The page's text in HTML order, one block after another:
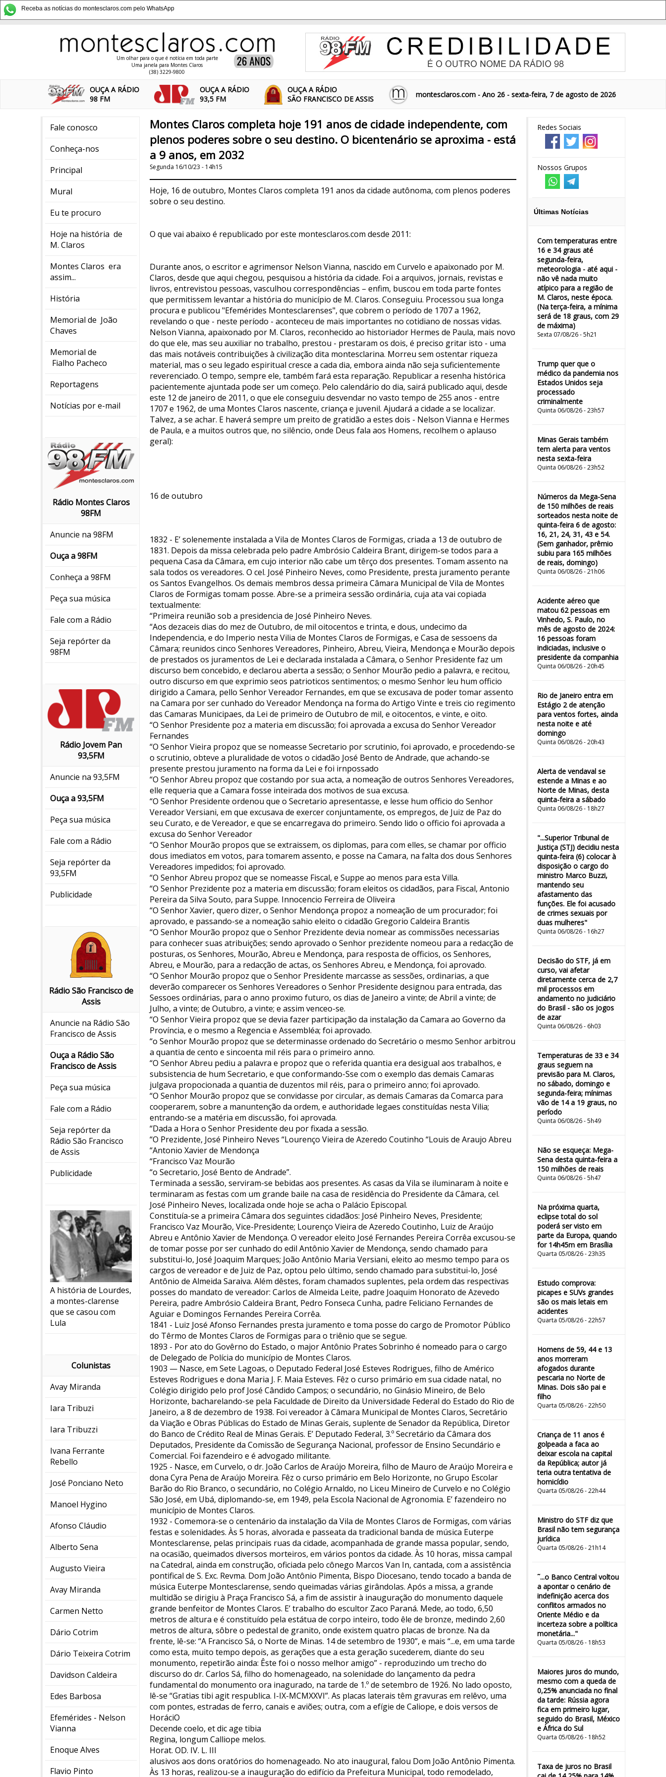
Receba as notícias do montesclaros.com pelo WhatsApp
Um olhar para o que é notícia em toda parte
Uma janela para Montes Claros
(38) 3229-9800
OUÇA A RÁDIO
98 FM
OUÇA A RÁDIO
93,5 FM
OUÇA A RÁDIO
SÃO FRANCISCO DE ASSIS
montesclaros.com - Ano 26 - sexta-feira, 7 de agosto de 2026
Fale conosco
Conheça-nos
Principal
Mural
Eu te procuro
Hoje na história de
M. Claros
Montes Claros era
assim...
História
Memorial de João
Chaves
Memorial de
Fialho Pacheco
Reportagens
Notícias por e-mail
Rádio Montes Claros
98FM
Anuncie na 98FM
Ouça a 98FM
Conheça a 98FM
Peça sua música
Fale com a Rádio
Seja repórter da
98FM
Rádio Jovem Pan
93,5FM
Anuncie na 93,5FM
Ouça a 93,5FM
Peça sua música
Fale com a Rádio
Seja repórter da
93,5FM
Publicidade
Rádio São Francisco de
Assis
Anuncie na Rádio São
Francisco de Assis
Ouça a Rádio São
Francisco de Assis
Peça sua música
Fale com a Rádio
Seja repórter da
Rádio São Francisco
de Assis
Publicidade
A história de Lourdes,
a montes-clarense
que se casou com
Lula
Colunistas
Avay Miranda
Iara Tribuzi
Iara Tribuzzi
Ivana Ferrante
Rebello
José Ponciano Neto
Manoel Hygino
Afonso Cláudio
Alberto Sena
Augusto Vieira
Avay Miranda
Carmen Netto
Dário Cotrim
Dário Teixeira Cotrim
Davidson Caldeira
Edes Barbosa
Efemérides - Nelson
Vianna
Enoque Alves
Flavio Pinto
Redes Sociais
Nossos Grupos
Últimas Notícias
Com temperaturas entre
16 e 34 graus até
segunda-feira,
meteorologia - até aqui -
não vê nada muito
atípico para a região de
M. Claros, neste época.
(Na terça-feira, a mínima
será de 18 graus, com 29
de máxima)
Sexta 07/08/26 - 5h21
Trump quer que o
médico da pandemia nos
Estados Unidos seja
processado
criminalmente
Quinta 06/08/26 - 23h57
Minas Gerais também
tem alerta para ventos
nesta sexta-feira
Quinta 06/08/26 - 23h52
Números da Mega-Sena
de 150 milhões de reais
sorteados nesta noite de
quinta-feira 6 de agosto:
16, 21, 24, 31, 43 e 54.
(Sem ganhador, prêmio
subiu para 165 milhões
de reais, domingo)
Quinta 06/08/26 - 21h06
Acidente aéreo que
matou 62 pessoas em
Vinhedo, S. Paulo, no
mês de agosto de 2024:
16 pessoas foram
indiciadas, inclusive o
presidente da companhia
Quinta 06/08/26 - 20h45
Rio de Janeiro entra em
Estágio 2 de atenção
para ventos fortes, ainda
nesta noite e até
domingo
Quinta 06/08/26 - 20h43
Alerta de vendaval se
estende a Minas e ao
Norte de Minas, desta
quinta-feira a sábado
Quinta 06/08/26 - 18h27
"...Superior Tribunal de
Justiça (STJ) decidiu nesta
quinta-feira (6) colocar à
disposição o cargo do
ministro Marco Buzzi,
mantendo seu
afastamento das
funções. Ele foi acusado
de crimes sexuais por
duas mulheres"
Quinta 06/08/26 - 16h27
Decisão do STF, já em
curso, vai afetar
diretamente cerca de 2,7
mil processos em
andamento no judiciário
do Brasil - são os jogos
de azar
Quinta 06/08/26 - 6h03
Temperaturas de 33 e 34
graus seguem na
previsão para M. Claros,
no sábado, domingo e
segunda-feira; mínimas
vão de 14 a 19 graus, no
período
Quinta 06/08/26 - 5h49
Não se esqueça: Mega-
Sena desta quinta-feira a
150 milhões de reais
Quinta 06/08/26 - 5h47
Na próxima quarta,
eclipse total do sol
poderá ser visto em
parte da Europa, quando
for 14h45m em Brasília
Quarta 05/08/26 - 23h35
Estudo comprova:
picapes e SUVs grandes
são os mais letais em
acidentes
Quarta 05/08/26 - 22h57
Homens de 59, 44 e 13
anos morreram
afogados durante
pescaria no Norte de
Minas. Dois são pai e
filho
Quarta 05/08/26 - 22h50
Criança de 11 anos é
golpeada a faca ao
deixar escola na capital
da República; autor já
teria outra tentativa de
homicídio
Quarta 05/08/26 - 22h44
Ministro do STF diz que
Brasil não tem segurança
jurídica
Quarta 05/08/26 - 21h14
˜...o Banco Central voltou
a apontar o cenário de
indefinição acerca dos
conflitos armados no
Oriente Médio e da
incerteza sobre a política
monetária..."
Quarta 05/08/26 - 18h53
Maiores juros do mundo,
mesmo com a queda de
0,25% anunciada no final
da tarde: Rússia agora
fica em primeiro lugar,
seguido do Brasil, México
e África do Sul
Quarta 05/08/26 - 18h52
Taxa de juros no Brasil
Montes Claros completa hoje 191 anos de cidade independente, com
plenos poderes sobre o seu destino. O bicentenário se aproxima - está
a 9 anos, em 2032
Segunda 16/10/23 - 14h15
Hoje, 16 de outubro, Montes Claros completa 191 anos da cidade autônoma, com plenos poderes
sobre o seu destino.
O que vai abaixo é republicado por este montesclaros.com desde 2011:
Durante anos, o escritor e agrimensor Nelson Vianna, nascido em Curvelo e apaixonado por M.
Claros, desde que aqui chegou, pesquisou a história da cidade. Foi a arquivos, jornais, revistas e
livros, entrevistou pessoas, vasculhou correspondências – enfim, buscou em toda parte fontes
que permitissem levantar a história do município de M. Claros. Conseguiu. Processou sua longa
procura e publicou "Efemérides Montesclarenses", que cobrem o período de 1707 a 1962,
revelando o que - neste período - aconteceu de mais importantes no cotidiano de nossas vidas.
Nelson Vianna, apaixonado por M. Claros, reconhecido ao historiador Hermes de Paula, mais novo
do que ele, mas seu auxiliar no trabalho, prestou - prestaram os dois, é preciso gritar isto - uma
das mais notáveis contribuições à civilização dita montesclarina. Morreu sem ostentar riqueza
material, mas o seu legado espiritual cresce a cada dia, embora ainda não seja suficientemente
reverenciado. O tempo, sempre ele, também fará esta reparação. Republicar a resenha histórica
pacientemente ajuntada pode ser um começo. Pelo calendário do dia, sairá publicado aqui, desde
este 12 de janeiro de 2011, o que ele conseguiu desvendar no vasto tempo de 255 anos - entre
1707 e 1962, de uma Montes Claros nascente, criança e juvenil. Ajudará a cidade a se localizar.
Talvez, a se achar. E haverá sempre um preito de gratidão a estes dois - Nelson Vianna e Hermes
de Paula, e a muitos outros que, no silêncio, onde Deus fala aos Homens, recolhem o aplauso
geral):
16 de outubro
1832 - E’ solenemente instalada a Vila de Montes Claros de Formigas, criada a 13 de outubro de
1831. Depois da missa celebrada pelo padre Ambrósio Caldeira Brant, dirigem-se todos para a
pequena Casa da Câmara, em cujo interior não cabe um têrço dos presentes. Tomam assento na
sala todos os vereadores. O cel. José Pinheiro Neves, como Presidente, presta juramento perante
os Santos Evangelhos. Os demais membros dessa primeira Câmara Municipal de Vila de Montes
Claros de Formigas tomam posse. Abre-se a primeira sessão ordinária, cuja ata vai copiada
textualmente:
“Primeira reunião sob a presidencia de José Pinheiro Neves.
“Aos dezaceis dias do mez de Outubro, de mil oitocentos e trinta, e dous, undecimo da
Independencia, e do Imperio nesta Vilia de Montes Claros de Formigas, e Casa de sessoens da
Câmara; reunidos cinco Senhores Vereadores, Pinheiro, Abreu, Vieira, Mendonça e Mourão depois
de prestados os juramentos de Lei e declarada instalada a Câmara, o Senhor Presidente faz um
discurso bem concebido, e declarou aberta a sessão; o Senhor Mourão pedio a palavra, e recitou,
outro discurso em que exprimio seos patrioticos sentimentos; o mesmo Senhor leu hum officio
dirigido a Camara, pello Senhor Vereador Fernandes, em que se excusava de poder tomar assento
na Camara por ser cunhado do Vereador Mendonça na forma do Artigo Vinte e treis cio regimento
das Camaras Municipaes, da Lei de primeiro de Outubro de mil, e oitocentos, e vinte, e oito.
“O Senhor Presidente poz a materia em discussão; foi aprovada a excusa do Senhor Vereador
Fernandes
“O Senhor Vieira propoz que se nomeasse Secretario por scrutinio, foi aprovado, e procedendo-se
o scrutinio, obteve a pluralidade de votos o cidadão José Bento de Andrade, que achando-se
presente prestou juramento na forma da Lei e foi irnpossado
“O Senhor Abreu propoz que costando por sua acta, a nomeação de outros Senhores Vereadores,
elle requeria que a Camara fosse inteirada dos motivos de sua excusa.
“O Senhor Presidente ordenou que o Secretario apresentasse, e lesse hum officio do Senhor
Vereador Versiani, em que excusava de exercer conjuntamente, os empregos, de Juiz de Paz do
seu Curato, e de Vereador, e que se encarregava do primeiro. Sendo lido o officio foi aprovada a
excusa do Senhor Vereador
“O Senhor Mourão propos que se extraissem, os diplomas, para com elles, se chamar por officio
dous imediatos em votos, para tomarem assento, e posse na Camara, na falta dos dous Senhores
Vereadores impedidos; foi aprovado.
“O Senhor Abreu propoz que se nomeasse Fiscal, e Suppe ao menos para esta Villa.
“O Senhor Prezidente poz a materia em discussão; foram eleitos os cidadãos, para Fiscal, Antonio
Pereira da Silva Souto, para Suppe. Innocencio Ferreira de Oliveira
“O Senhor Xavier, quero dizer, o Senhor Mendonça propoz a nomeação de um procurador; foi
aprovado, e passando-se a nomeação sahio eleito o cidadão Gregorio Caldeira Brantis
“O Senhor Mourão propoz que o Senhor Prezidente devia nomear as commissões necessarias
para conhecer suas atribuições; sendo aprovado o Senhor prezidente nomeou para a redacção de
posturas, os Senhores, Mourão, Abreu e Mendonça, para resposta de officios, os Senhores,
Abreu, e Mourão, para a redacção de actas, os Senhores Abreu, e Mendonça, foi aprovado.
“O Senhor Mourão propoz que o Senhor Presidente marcasse as sessões, ordinarias, a que
deverão comparecer os Senhores Vereadores o Senhor Presidente designou para entrada, das
Sessoes ordinárias, para o anno proximo futuro, os dias de Janeiro a vinte; de Abril a vinte; de
Julho, a vinte; de Outubro, a vinte; e assim venceo-se.
“O Senhor Vieira propoz que se devia fazer participação da instalação da Camara ao Governo da
Província, e o mesmo a Regencia e Assembléa; foi aprovado.
“o Senhor Mourão propoz que se determinasse ordenado do Secretário o mesmo Senhor arbitrou
a quantia de cento e sincoenta mil réis para o primeiro anno.
“O Senhor Abreu pediu a palavra e propoz que o referida quantia era desigual aos trabalhos, e
subsistencia de hum Secretario, e que conformando-Sse com o exemplo das demais Camaras
julgava propocionada a quantia de duzentos mil réis, para o primeiro anno; foi aprovado.
“O Senhor Mourão propoz que se convidasse por circular, as demais Camaras da Comarca para
cooperarem, sobre a manuntenção da ordem, e authoridade legaes constituídas nesta Vilia;
entrando-se a matéria em discussão, foi aprovada.
“Dada a Hora o Senhor Presidente deu por fixada a sessão.
“O Prezidente, José Pinheiro Neves “Lourenço Vieira de Azeredo Coutinho “Louis de Araujo Abreu
“Antonio Xavier de Mendonça
“Francisco Vaz Mourão
“o Secretario, José Bento de Andrade”.
Terminada a sessão, serviram-se bebidas aos presentes. As casas da Vila se iluminaram à noite e
terminaram as festas com um grande baile na casa de residência do Presidente da Câmara, cel.
José Pinheiro Neves, localizada onde hoje se acha o Palácio Episcopal.
Constituía-se a primeira Câmara dos seguintes cidadãos: José Pinheiro Neves, Presidente;
Francisco Vaz Mourão, Vice-Presidente; Lourenço Vieira de Azeredo Coutinho, Luiz de Araújo
Abreu e Antônio Xavier de Mendonça. O vereador eleito José Fernandes Pereira Corrêa excusou-se
de tomar posse por ser cunhado do edil Antônio Xavier de Mendonça, sendo chamado para
substitui-lo, José Joaquim Marques; João Antônio Maria Versiani, eleito ao mesmo tempo para os
cargos de vereador e de Juiz de Paz, optou pelo último, sendo chamado para substitui-lo, José
Antônio de Almeida Saraiva. Além dêstes, foram chamados suplentes, pela ordem das respectivas
posses do mandato de vereador: Carlos de Almeida Leite, padre Joaquim Honorato de Azevedo
Pereira, padre Ambrósio Caldeira Brant, Pedro Fonseca Cunha, padre Feliciano Fernandes de
Aguiar e Domingos Fernandes Pereira Corrêa.
1841 - Luiz José Afonso Fernandes presta juramento e toma posse do cargo de Promotor Público
do Têrmo de Montes Claros de Formigas para o triênio que se segue.
1893 - Por ato do Govêrno do Estado, o major Antônio Prates Sobrinho é nomeado para o cargo
de Delegado de Polícia do município de Montes Claros.
1903 — Nasce, em Sete Lagoas, o Deputado Federal José Esteves Rodrigues, filho de Américo
Esteves Rodrigues e dona Maria J. F. Maia Esteves. Fêz o curso primário em sua cidade natal, no
Colégio dirigido pelo prof José Cândido Campos; o secundário, no Ginásio Mineiro, de Belo
Horizonte, bacharelando-se pela Faculdade de Direito da Universidade Federal do Estado do Rio de
Janeiro, a 8 de dezembro de 1938. Foi vereador à Câmara Municipal de Montes Claros, Secretário
da Viação e Obras Públicas do Estado de Minas Gerais, suplente de Senador da República, Diretor
do Banco de Crédito Real de Minas Gerais. E’ Deputado Federal, 3.º Secretário da Câmara dos
Deputados, Presidente da Comissão de Segurança Nacional, professor de Ensino Secundário e
Comercial. Foi fazendeiro e é advogado militante.
1925 - Nasce, em Curvelo, o dr. João Carlos de Araújo Moreira, filho de Mauro de Araújo Moreira e
dona Cyra Pena de Araújo Moreira. Fêz o curso primário em Belo Horizonte, no Grupo Escolar
Barão do Rio Branco, o secundário, no Colégio Arnaldo, no Liceu Mineiro de Curvelo e no Colégio
São José, em Ubá, diplomando-se, em 1949, pela Escola Nacional de Agronomia. E’ fazendeiro no
município de Montes Claros.
1932 - Comemora-se o centenário da instalação da Vila de Montes Claros de Formigas, com várias
festas e solenidades. Às 5 horas, alvorada e passeata da tradicional banda de música Euterpe
Montesclarense, pelas principais ruas da cidade, acompanhada de grande massa popular, sendo,
na ocasião, queimados diversos morteiros, em vários pontos da cidade. Às 10 horas, missa campal
na Catedral, ainda em construção, oficiada pelo cônego Marcos Van In, cantada, com a assistência
pontifical de S. Exc. Revma. Dom João Antônio Pimenta, Bispo Diocesano, tendo tocado a banda de
música Euterpe Montesclarense, sendo queimadas várias girândolas. Após a missa, a grande
multidão se dirigiu à Praça Francisco Sá, a fim de assistir à inauguração do monumento daquele
grande benfeitor de Montes Claros. E’ trabalho do escultor Zaco Paraná. Mede, ao todo, 6,50
metros de altura e é constituído pela estátua de corpo inteiro, todo êle de bronze, medindo 2,60
metros de altura, sôbre o pedestal de granito, onde existem quatro placas de bronze. Na da
frente, lê-se: “A Francisco Sá, o Norte de Minas. 14 de setembro de 1930”, e mais “...e, em uma tarde
como esta, muito tempo depois, as gerações que a esta geração sucederem, diante do seu
monumento, repetirão ainda: Êste foi o nosso melhor amigo” - reproduzindo um trecho do
discurso do dr. Carlos Sá, filho do homenageado, na solenidade do lançamento da pedra
fundamental do monumento ora inagurado, na tarde de 1.º de setembro de 1926. No lado oposto,
lê-se “Gratias tibi agit respublica. I-IX-MCMXXVI”. As placas laterais têm gravuras em relêvo, uma
com pontes, estradas de ferro, canais e aviões; outra, com a efígie de Caliope, e dois versos de
HoráciO
Decende coelo, et dic age tibia
Regina, longum Calliope melos.
Horat. OD. IV. L. III
alusivos aos dons oratórios do homenageado. No ato inaugural, falou Dom João Antônio Pimenta.
Às 13 horas, realizou-se a inauguração do edifício da Prefeitura Municipal, todo remodelado,